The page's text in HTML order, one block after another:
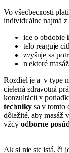
Vo všeobecnosti
individuálne najmä
ide o obdobie
telo reaguje
zvyšuje sa
niektoré
Rozdiel je aj v type
cielená zdravotná
konzultácii v
techniky sa v tomto
dôležité, aby masáž
vždy odborne
Ak si nie ste istá, či